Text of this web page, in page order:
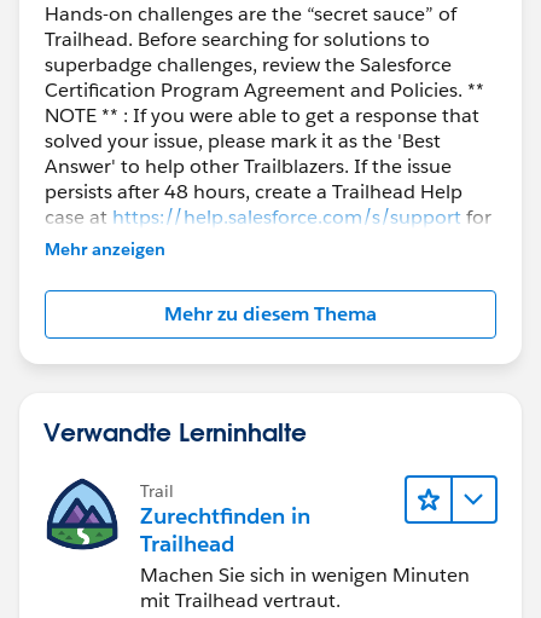
Hands-on challenges are the “secret sauce” of
Trailhead. Before searching for solutions to
superbadge challenges, review the Salesforce
Certification Program Agreement and Policies. **
NOTE ** : If you were able to get a response that
solved your issue, please mark it as the 'Best
Answer' to help other Trailblazers. If the issue
persists after 48 hours, create a Trailhead Help
case at https://help.salesforce.com/s/supportfor
further assistance.
Mehr anzeigen
Mehr zu diesem Thema
Verwandte Lerninhalte
Trail
Zurechtfinden in
Trailhead
Machen Sie sich in wenigen Minuten
mit Trailhead vertraut.